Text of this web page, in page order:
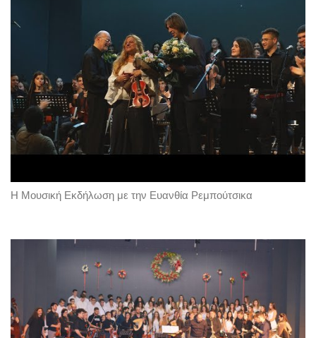
Η Μουσική Εκδήλωση με την Ευανθία Ρεμπούτσικα